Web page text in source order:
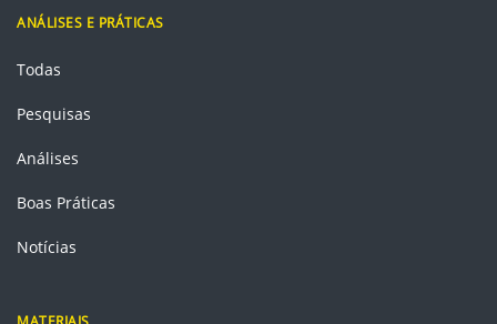
ANÁLISES E PRÁTICAS
Todas
Pesquisas
Análises
Boas Práticas
Notícias